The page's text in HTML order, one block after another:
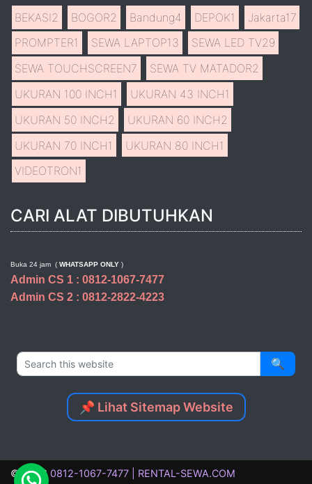
BEKASI2 BOGOR2 Bandung4 DEPOK1 Jakarta17
PROMPTER1 SEWA LAPTOP13 SEWA LED TV29
SEWA TOUCHSCREEN7 SEWA TV MATADOR2
UKURAN 100 INCH1 UKURAN 43 INCH1
UKURAN 50 INCH2 UKURAN 60 INCH2
UKURAN 70 INCH1 UKURAN 80 INCH1
VIDEOTRON1
CARI ALAT DIBUTUHKAN
Buka 24 jam ( WHATSAPP ONLY )
Admin CS 1 : 0812-1067-7477
Admin CS 2 : 0812-2822-4223
🔍
📌 Lihat Sitemap Website
© 2026 0812-1067-7477 | RENTAL-SEWA.COM